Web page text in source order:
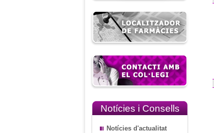
Notícies i Consells
Notícies d'actualitat